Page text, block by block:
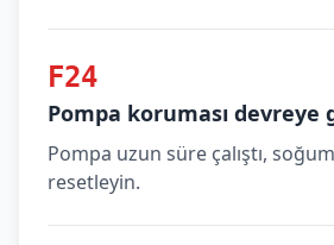
F24
Pompa koruması devreye
Pompa uzun süre çalıştı,
resetleyin.